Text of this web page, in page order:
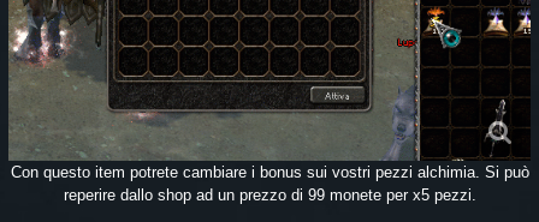
Con questo item potrete cambiare i bonus sui vostri pezzi alchimia. Si può
reperire dallo shop ad un prezzo di 99 monete per x5 pezzi.